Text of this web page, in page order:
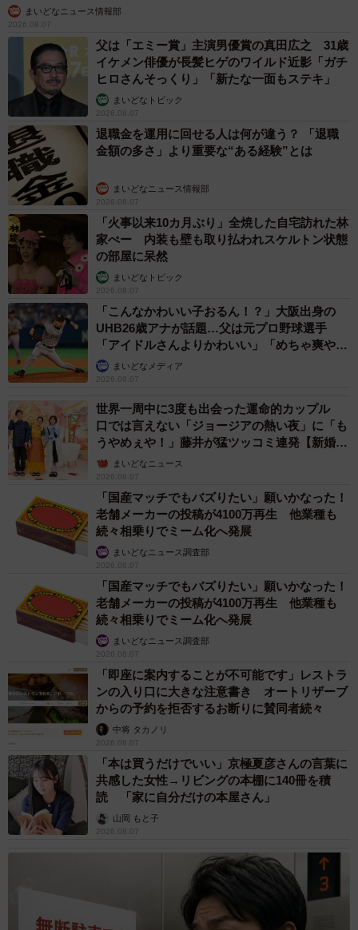
まいどなニュース情報部
2026.08.07
父は「エミー賞」主演男優賞の真田広之 31歳
イケメン俳優が長髪ヒゲのワイルド近影「ガチ
ヒロさんそっくり」「新たな一面もステキ」
まいどなトピック
2026.08.07
退職金を運用に回せる人は何が違う？ 「退職
金額の多さ」より重要な“ある経験”とは
まいどなニュース情報部
2026.08.07
「火事以来10カ月ぶり」全焼した自宅訪れた林
家ぺー 内装も壁も取り払われスケルトン状態
の部屋に呆然
まいどなトピック
2026.08.07
「こんなかわいい子おるん！？」大阪出身の
UHB26歳アナが話題…父は元プロ野球選手
「アイドルさんよりかわいい」「めちゃ爽や
か」まいどなメディア
2026.08.07
世界一周中に3度も出会った運命的カップル
口では言えない「ジョージアの熱い夜」に「も
うやめぇや！」藤井が猛ツッコミ連発【新婚さ
ん】まいどなニュース
2026.08.07
「国産マッチでもバズりたい」願いかなった！
老舗メーカーの投稿が4100万再生 他業種も
続々相乗りでミーム化へ発展
まいどなニュース調査部
2026.08.07
「国産マッチでもバズりたい」願いかなった！
老舗メーカーの投稿が4100万再生 他業種も
続々相乗りでミーム化へ発展
まいどなニュース調査部
2026.08.07
「即座に案内することが不可能です」レストラ
ンの入り口に大きな注意書き オートリザーブ
からの予約を拒否するお断りに賛同者続々
中将 タカノリ
2026.08.07
「本は買うだけでいい」京極夏彦さんの言葉に
共感した女性→リビングの本棚に140冊を積
読 「家に自分だけの本屋さん」
山岡 もと子
2026.08.07